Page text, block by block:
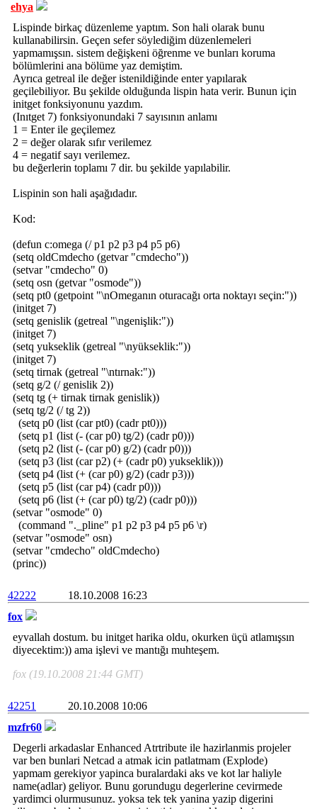
ehya
Lispinde birkaç düzenleme yaptım. Son hali olarak bunu
kullanabilirsin. Geçen sefer söylediğim düzenlemeleri
yapmamışsın. sistem değişkeni öğrenme ve bunları koruma
bölümlerini ana bölüme yaz demiştim.
Ayrıca getreal ile değer istenildiğinde enter yapılarak
geçilebiliyor. Bu şekilde olduğunda lispin hata verir. Bunun için
initget fonksiyonunu yazdım.
(Inıtget 7) fonksiyonundaki 7 sayısının anlamı
1 = Enter ile geçilemez
2 = değer olarak sıfır verilemez
4 = negatif sayı verilemez.
bu değerlerin toplamı 7 dir. bu şekilde yapılabilir.
Lispinin son hali aşağıdadır.
Kod:
(defun c:omega (/ p1 p2 p3 p4 p5 p6)
(setq oldCmdecho (getvar "cmdecho"))
(setvar "cmdecho" 0)
(setq osn (getvar "osmode"))
(setq pt0 (getpoint "\nOmeganın oturacağı orta noktayı seçin:"))
(initget 7)
(setq genislik (getreal "\ngenişlik:"))
(initget 7)
(setq yukseklik (getreal "\nyükseklik:"))
(initget 7)
(setq tirnak (getreal "\ntırnak:"))
(setq g/2 (/ genislik 2))
(setq tg (+ tirnak tirnak genislik))
(setq tg/2 (/ tg 2))
(setq p0 (list (car pt0) (cadr pt0)))
(setq p1 (list (- (car p0) tg/2) (cadr p0)))
(setq p2 (list (- (car p0) g/2) (cadr p0)))
(setq p3 (list (car p2) (+ (cadr p0) yukseklik)))
(setq p4 (list (+ (car p0) g/2) (cadr p3)))
(setq p5 (list (car p4) (cadr p0)))
(setq p6 (list (+ (car p0) tg/2) (cadr p0)))
(setvar "osmode" 0)
(command "._pline" p1 p2 p3 p4 p5 p6 \r)
(setvar "osmode" osn)
(setvar "cmdecho" oldCmdecho)
(princ))
42222
18.10.2008 16:23
fox
eyvallah dostum. bu initget harika oldu, okurken üçü atlamışsın
diyecektim:)) ama işlevi ve mantığı muhteşem.
fox (19.10.2008 21:44 GMT)
42251
20.10.2008 10:06
mzfr60
Degerli arkadaslar Enhanced Atrtribute ile hazirlanmis projeler
var ben bunlari Netcad a atmak icin patlatmam (Explode)
yapmam gerekiyor yapinca buralardaki aks ve kot lar haliyle
name(adlar) geliyor. Bunu gorundugu degerlerine cevirmede
yardimci olurmusunuz. yoksa tek tek yanina yazip digerini